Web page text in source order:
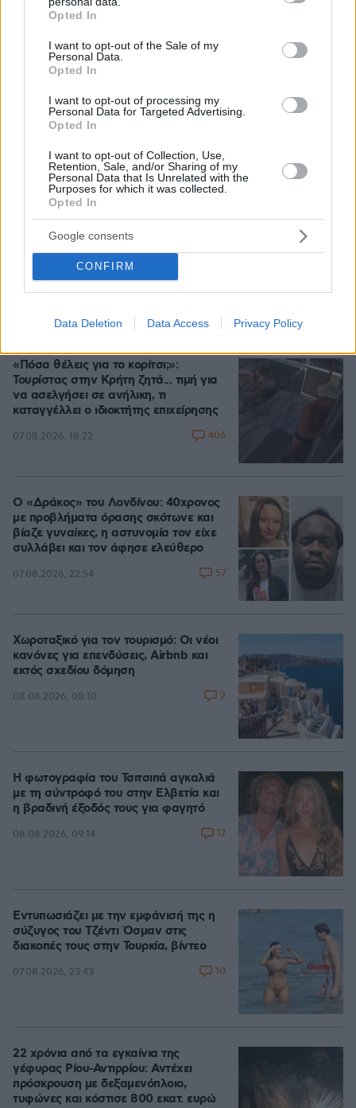
grant or deny consent to Google and its third-party tags to
use your data for below specified purposes in below Google
consent section.
Opted In
I want to opt-out of the Sale of my
Personal Data.
Opted In
I want to opt-out of processing my
Personal Data for Targeted Advertising.
Opted In
I want to opt-out of Collection, Use,
Retention, Sale, and/or Sharing of my
Personal Data that Is Unrelated with the
Purposes for which it was collected.
Opted In
Google consents
CONFIRM
Data Deletion Data Access Privacy Policy
Καρέ-καρέ η ανάλυση του τροχαίου στις Σέρρες
πραγματογνώμονας στο protothema
08.08.2026, 08:36
«Πόσα θέλεις για το κορίτσι;»:
Τουρίστας στην Κρήτη ζητά... τιμή για
να ασελγήσει σε ανήλικη, τι
καταγγέλλει ο ιδιοκτήτης επιχείρησης
07.08.2026, 18:22 406
Ο «Δράκος» του Λονδίνου: 40χρονος
με προβλήματα όρασης σκότωνε και
βίαζε γυναίκες, η αστυνομία τον είχε
συλλάβει και τον άφησε ελεύθερο
07.08.2026, 22:54 57
Χωροταξικό για τον τουρισμό: Οι νέοι
κανόνες για επενδύσεις, Airbnb και
εκτός σχεδίου δόμηση
08.08.2026, 08:10 2
Η φωτογραφία του Τσιτσιπά αγκαλιά
με τη σύντροφό του στην Ελβετία και
η βραδινή έξοδός τους για φαγητό
08.08.2026, 09:14 17
Εντυπωσιάζει με την εμφάνισή της η
σύζυγος του Τζέντι Όσμαν στις
διακοπές τους στην Τουρκία, βίντεο
07.08.2026, 23:43 10
22 χρόνια από τα εγκαίνια της
γέφυρας Ρίου-Αντιρρίου: Αντέχει
πρόσκρουση με δεξαμενόπλοιο,
τυφώνες και κόστισε 800 εκατ. ευρώ